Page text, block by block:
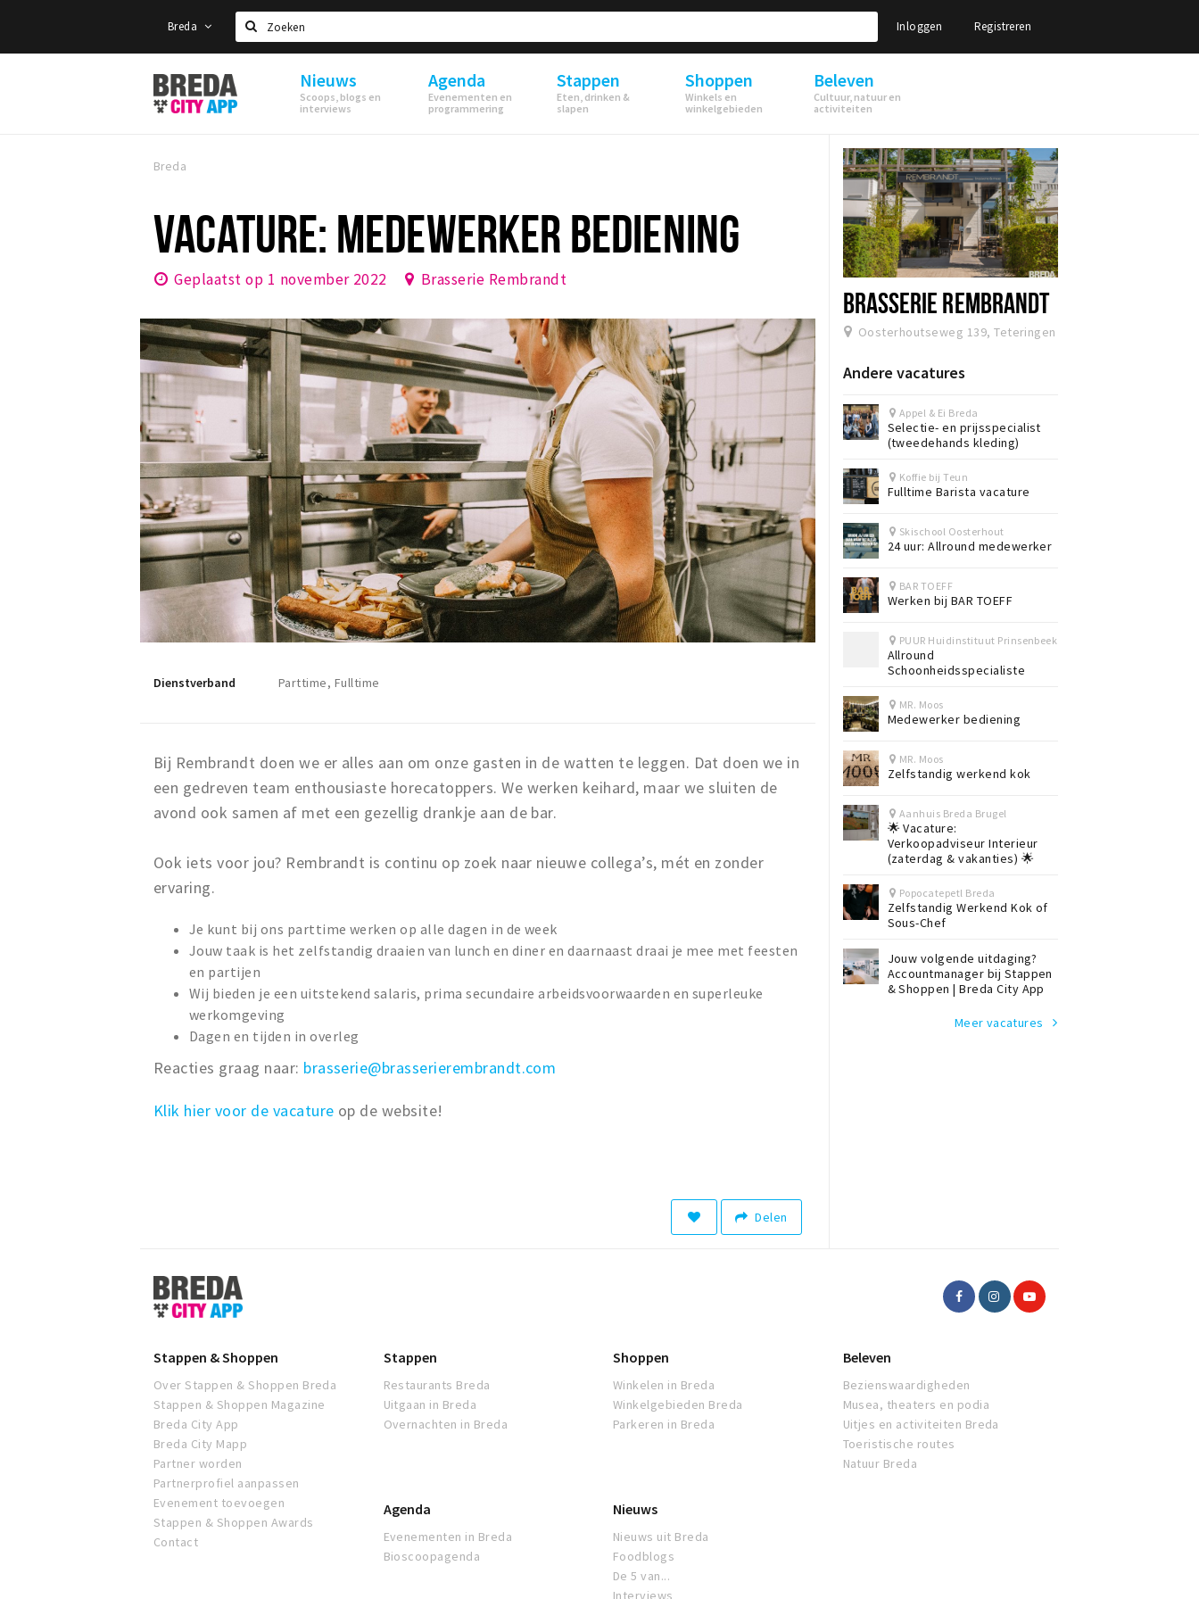
Breda
Zoeken
Inloggen Registreren
Stappen
&
Shoppen
Nieuws
Scoops, blogs en
interviews
Agenda
Evenementen en
programmering
Stappen
Eten, drinken &
slapen
Shoppen
Winkels en
winkelgebieden
Beleven
Cultuur, natuur en
activiteiten
Breda
VACATURE: MEDEWERKER BEDIENING
Geplaatst op 1 november 2022 Brasserie Rembrandt
Dienstverband Parttime, Fulltime
Bij Rembrandt doen we er alles aan om onze gasten in de watten te leggen. Dat doen we in
een gedreven team enthousiaste horecatoppers. We werken keihard, maar we sluiten de
avond ook samen af met een gezellig drankje aan de bar.
Ook iets voor jou? Rembrandt is continu op zoek naar nieuwe collega’s, mét en zonder
ervaring.
Je kunt bij ons parttime werken op alle dagen in de week
Jouw taak is het zelfstandig draaien van lunch en diner en daarnaast draai je mee met feesten
en partijen
Wij bieden je een uitstekend salaris, prima secundaire arbeidsvoorwaarden en superleuke
werkomgeving
Dagen en tijden in overleg
Reacties graag naar: brasserie@brasserierembrandt.com
Klik hier voor de vacature op de website!
Delen
BRASSERIE REMBRANDT
Oosterhoutseweg 139, Teteringen
Andere vacatures
Appel & Ei Breda
Selectie- en prijsspecialist
(tweedehands kleding)
Koffie bij Teun
Fulltime Barista vacature
Skischool Oosterhout
24 uur: Allround medewerker
BAR TOEFF
Werken bij BAR TOEFF
PUUR Huidinstituut Prinsenbeek
Allround
Schoonheidsspecialiste
MR. Moos
Medewerker bediening
MR. Moos
Zelfstandig werkend kok
Aanhuis Breda Brugel
🌟 Vacature:
Verkoopadviseur Interieur
(zaterdag & vakanties) 🌟
Popocatepetl Breda
Zelfstandig Werkend Kok of
Sous-Chef
Jouw volgende uitdaging?
Accountmanager bij Stappen
& Shoppen | Breda City App
Meer vacatures
Stappen
&
Shoppen
Stappen & Shoppen
Over Stappen & Shoppen Breda
Stappen & Shoppen Magazine
Breda City App
Breda City Mapp
Partner worden
Partnerprofiel aanpassen
Evenement toevoegen
Stappen & Shoppen Awards
Contact
Stappen
Restaurants Breda
Uitgaan in Breda
Overnachten in Breda
Shoppen
Winkelen in Breda
Winkelgebieden Breda
Parkeren in Breda
Beleven
Bezienswaardigheden
Musea, theaters en podia
Uitjes en activiteiten Breda
Toeristische routes
Natuur Breda
Agenda
Evenementen in Breda
Bioscoopagenda
Nieuws
Nieuws uit Breda
Foodblogs
De 5 van...
Interviews